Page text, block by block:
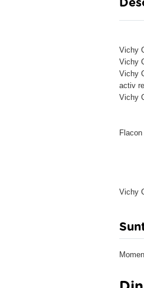
Vichy
Vichy
Vichy
activ
Vichy
Vichy